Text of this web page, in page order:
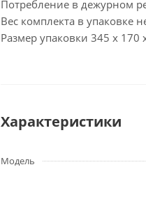
Потребление в дежурном
Вес комплекта в упаковке
Размер упаковки 345 х 170
Характеристики
Модель